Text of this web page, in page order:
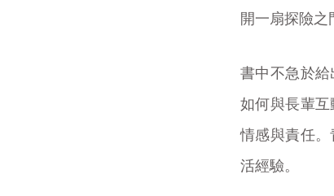
開一扇探險之
書中不急於
如何與長輩
情感與責任
活經驗。